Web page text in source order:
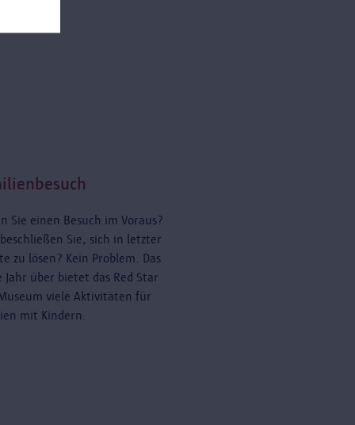
Sie einen Besuch im Voraus?
Sie, sich in letzter
zu lösen? Kein Problem. Das
Jahr über bietet das Red Star
viele Aktivitäten für
mit Kindern.